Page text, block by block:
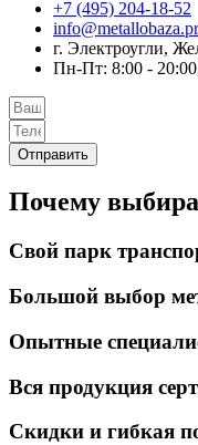
+7 (495) 204-18-52
г. Электроугли,
Пн-Пт: 8:00 -
Отправить
Почему
Свой парк
Большой выбор
Опытные
Вся продукция
Скидки и гибкая